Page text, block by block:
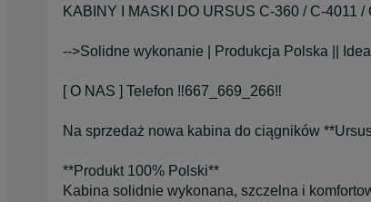
KABINY I MASKI DO URSUS C-360 / C-4011
-->Solidne wykonanie | Produkcja Polska ||
[ O NAS ] Telefon ‼️667_669_266‼️
Na sprzedaż nowa kabina do ciągników
**Produkt 100% Polski**
Kabina solidnie wykonana, szczelna i